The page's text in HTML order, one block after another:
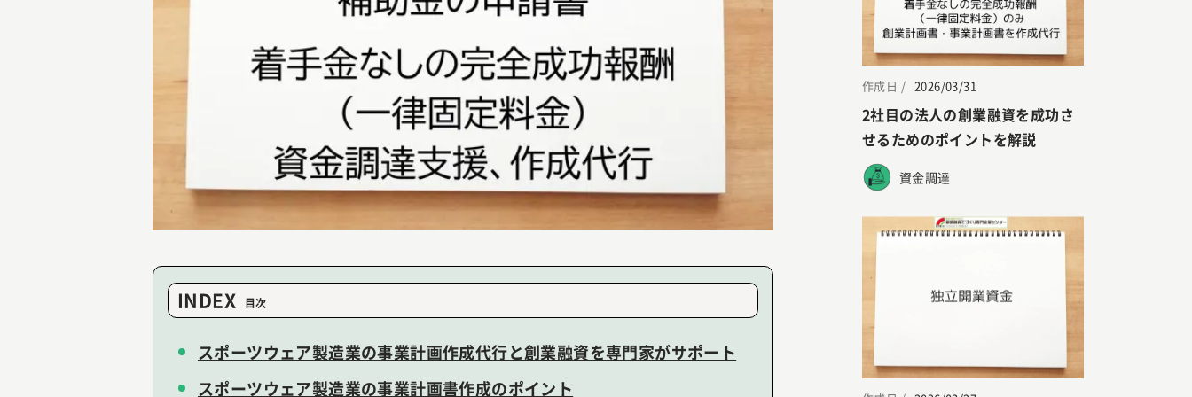
INDEX
スポーツウェア製造業の事業計画作成代行と創業融資を専門家がサポート
スポーツウェア製造業の事業計画書作成のポイント
作成日 / 2026/03/31
2社目の法人の創業融資を成功さ
せるためのポイントを解説
資金調達